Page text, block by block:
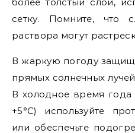
сетку. Помните, что
раствора могут
В жаркую погоду
прямых солнечных
В холодное время
+5°C) используйте
или обеспечьте